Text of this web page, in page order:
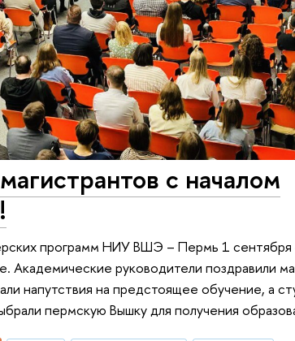
с началом
программ НИУ ВШЭ – Пермь 1 сентября
Академические руководители поздравили
напутствия на предстоящее обучение, а
пермскую Вышку для получения